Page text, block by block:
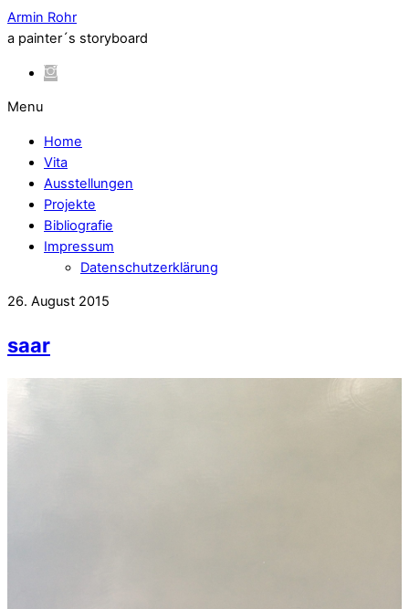
Armin Rohr
a painter´s storyboard
Menu
Home
Vita
Ausstellungen
Projekte
Bibliografie
Impressum
Datenschutzerklärung
26. August 2015
saar